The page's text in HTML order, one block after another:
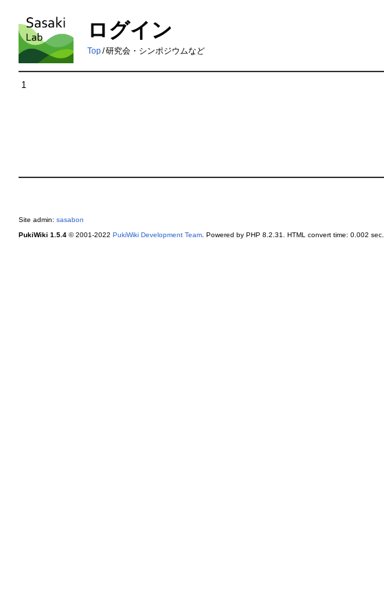
ログイン
Top/研究会・シンポジウムなど
1
Site admin: sasabon
PukiWiki 1.5.4© 2001-2022 PukiWiki Development Team. Powered by PHP 8.2.31. HTML convert time: 0.002 sec.